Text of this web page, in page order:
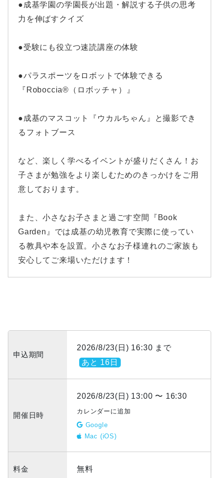
●成基学園の学園長が出題・解説する子供の思考
力を伸ばすクイズ
●受験にも役立つ速読講座の体験
●パラスポーツをロボットで体験できる
『Roboccia®（ロボッチャ）』
●成基のマスコット『ウカルちゃん』と撮影でき
るフォトブース
など、楽しく学べるイベントが盛りだくさん！お
子さまが勉強をより楽しむためのきっかけをご用
意しております。
また、小さなお子さまと過ごす空間『Book
Garden』では成基の幼児教育で実際に使ってい
る教具や本を設置。小さなお子様連れのご家族も
安心してご来場いただけます！
申込期間
2026/8/23(日) 16:30 まで
あと 16日
開催日時
2026/8/23(日) 13:00 〜 16:30
カレンダーに追加
Google
Mac (iOS)
料金 無料